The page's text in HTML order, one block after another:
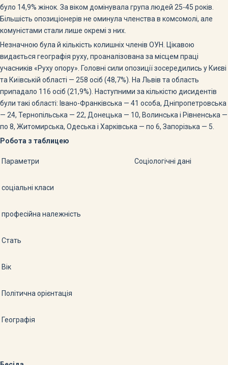
було 14,9% жінок. За віком домінувала група людей 25-45 років.
Більшість опозиціонерів не оминула членства в комсомолі, але
комуністами стали лише окремі з них.
Незначною була й кількість колишніх членів ОУН. Цікавою
видається географія руху, проаналізована за місцем праці
учасників «Руху опору». Головні сили опозиції зосередились у Києві
та Київській області — 258 осіб (48,7%). На Львів та область
припадало 116 осіб (21,9%). Наступними за кількістю дисидентів
були такі області: Івано-Франківська — 41 особа, Дніпропетровська
— 24, Тернопільська — 22, Донецька — 10, Волинська і Рівненська —
по 8, Житомирська, Одеська і Харківська — по 6, Запорізька — 5.
Робота з таблицею
Параметри Соціологічні дані
соціальні класи
професійна належність
Стать
Вік
Політична орієнтація
Географія